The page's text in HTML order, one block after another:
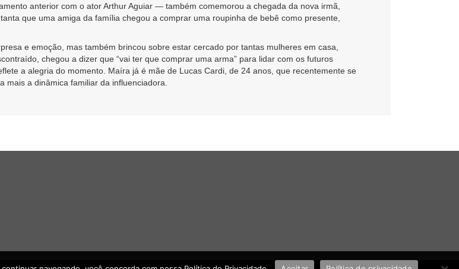
anterior com o ator Arthur Aguiar — também comemorou a chegada da nova irmã,
que uma amiga da família chegou a comprar uma roupinha de bebê como presente,
e emoção, mas também brincou sobre estar cercado por tantas mulheres em casa,
chegou a dizer que “vai ter que comprar uma arma” para lidar com os futuros
a alegria do momento. Maíra já é mãe de Lucas Cardi, de 24 anos, que recentemente se
mais a dinâmica familiar da influenciadora.